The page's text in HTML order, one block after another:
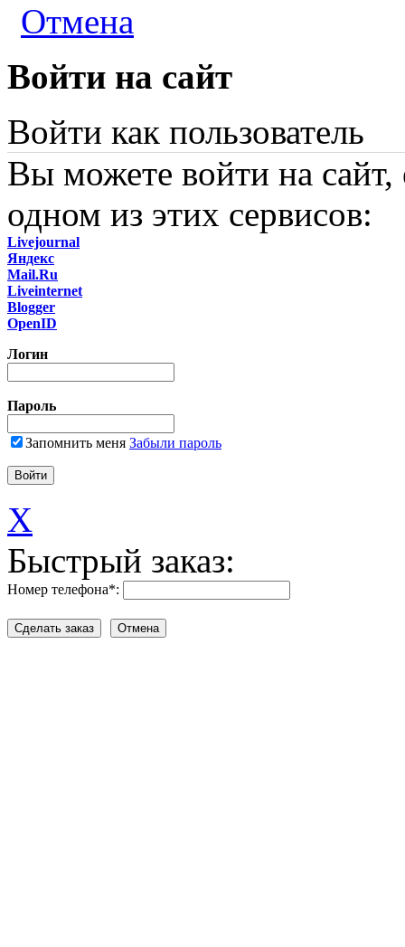
Отмена
Войти на сайт
Войти как пользователь
Вы можете войти на сайт,
одном из этих сервисов:
Livejournal
Яндекс
Mail.Ru
Liveinternet
Blogger
OpenID
Логин
Пароль
Запомнить меня Забыли пароль
X
Быстрый заказ:
Номер телефона*: